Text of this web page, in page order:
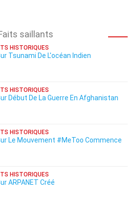
saillants
HISTORIQUES
Tsunami De L'océan Indien
HISTORIQUES
Début De La Guerre En Afghanistan
HISTORIQUES
Le Mouvement #MeToo Commence
HISTORIQUES
ARPANET Créé